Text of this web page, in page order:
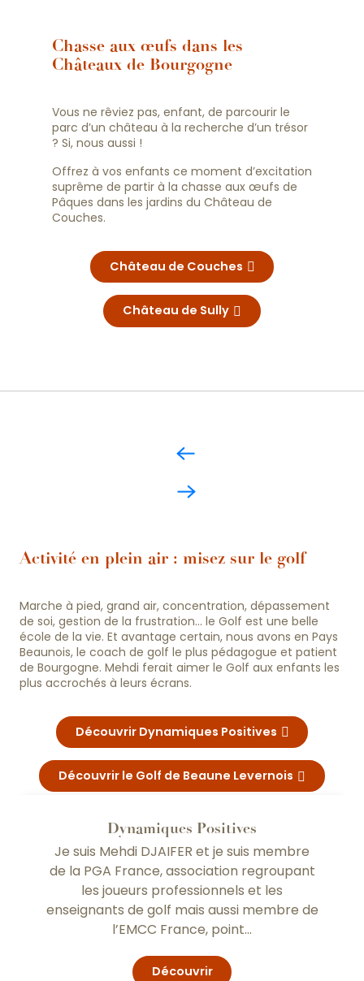
Chasse aux œufs dans les
Châteaux de Bourgogne
Vous ne rêviez pas, enfant, de parcourir le
parc d’un château à la recherche d’un trésor
? Si, nous aussi !
Offrez à vos enfants ce moment d’excitation
suprême de partir à la chasse aux œufs de
Pâques dans les jardins du Château de
Couches.
Château de Couches
Château de Sully
Activité en plein air : misez sur le golf
Marche à pied, grand air, concentration, dépassement
de soi, gestion de la frustration… le Golf est une belle
école de la vie. Et avantage certain, nous avons en Pays
Beaunois, le coach de golf le plus pédagogue et patient
de Bourgogne. Mehdi ferait aimer le Golf aux enfants les
plus accrochés à leurs écrans.
Découvrir Dynamiques Positives
Découvrir le Golf de Beaune Levernois
Dynamiques Positives
Je suis Mehdi DJAIFER et je suis membre
de la PGA France, association regroupant
les joueurs professionnels et les
enseignants de golf mais aussi membre de
l’EMCC France, point...
Découvrir